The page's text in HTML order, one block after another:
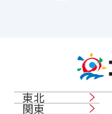
東北
関東